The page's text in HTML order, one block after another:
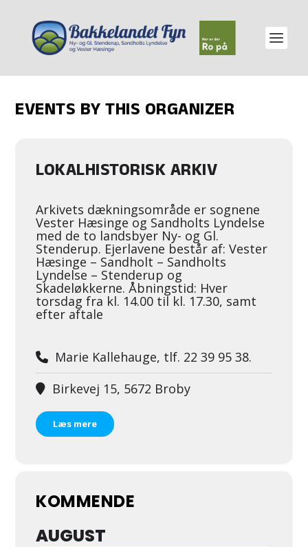
EVENTS BY THIS ORGANIZER
LOKALHISTORISK ARKIV
Arkivets dækningsområde er sognene
Vester Hæsinge og Sandholts Lyndelse
med de to landsbyer Ny- og Gl.
Stenderup. Ejerlavene består af: Vester
Hæsinge – Sandholt – Sandholts
Lyndelse – Stenderup og
Skadeløkkerne. Åbningstid: Hver
torsdag fra kl. 14.00 til kl. 17.30, samt
efter aftale
Marie Kallehauge, tlf. 22 39 95 38.
Birkevej 15, 5672 Broby
Læs mere
KOMMENDE
AUGUST